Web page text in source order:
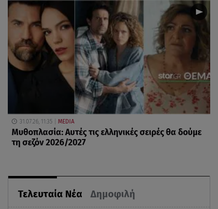
Τελευταία Νέα Δημοφιλή
31.07.26, 11:35 MEDIA
Μυθοπλασία: Αυτές τις ελληνικές σειρές θα δούμε
τη σεζόν 2026/2027